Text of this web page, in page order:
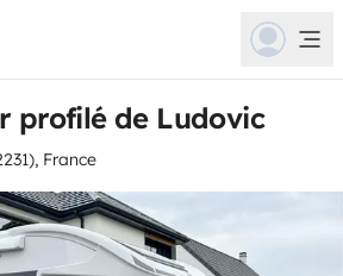
profilé de Ludovic
France